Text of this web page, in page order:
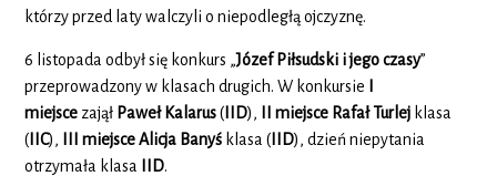
którzy przed laty walczyli o niepodległą ojczyznę.
6 listopada odbył się konkurs „Józef Piłsudski i jego czasy”
przeprowadzony w klasach drugich. W konkursie I
miejsce zajął Paweł Kalarus(IID), II miejsce Rafał Turlej klasa
(IIC), III miejsce Alicja Banyś klasa (IID), dzień niepytania
otrzymała klasa IID.